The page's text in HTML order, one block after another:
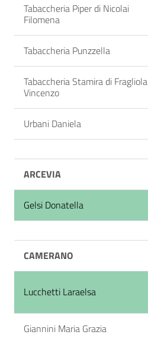
Tabaccheria Piper di Nicolai
Filomena
Tabaccheria Punzzella
Tabaccheria Stamira di Fragliola
Vincenzo
Urbani Daniela
ARCEVIA
Gelsi Donatella
CAMERANO
Lucchetti Laraelsa
Giannini Maria Grazia